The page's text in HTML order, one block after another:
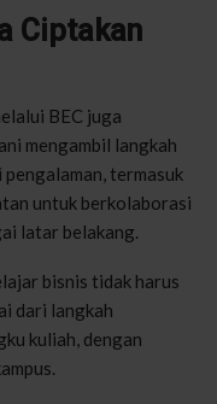
Ciptakan
BEC juga
mengambil langkah
termasuk
untuk berkolaborasi
latar belakang.
bisnis tidak harus
dari langkah
kuliah, dengan